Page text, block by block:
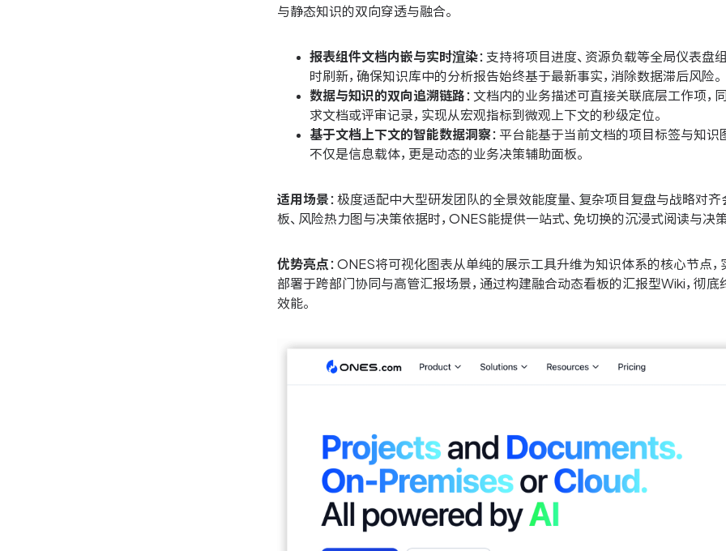
与静态知识的双向穿透与融合。
报表组件文档内嵌与实时渲染：支持将项目进度、资源负载等全局仪表
时刷新，确保知识库中的分析报告始终基于最新事实，消除数据滞后风险。
数据与知识的双向追溯链路 ：文档内的业务描述可直接关联底层工作项
求文档或评审记录，实现从宏观指标到微观上下文的秒级定位。
基于文档上下文的智能数据洞察：平台能基于当前文档的项目标签与知
不仅是信息载体，更是动态的业务决策辅助面板。
适用场景 ：极度适配中大型研发团队的全景效能度量、复杂项目复盘与战略对
板、风险热力图与决策依据时，ONES能提供一站式、免切换的沉浸式阅读与决策
优势亮点 ：ONES将可视化图表从单纯的展示工具升维为知识体系的核心节点
部署于跨部门协同与高管汇报场景，通过构建融合动态看板的汇报型Wiki，彻
效能。